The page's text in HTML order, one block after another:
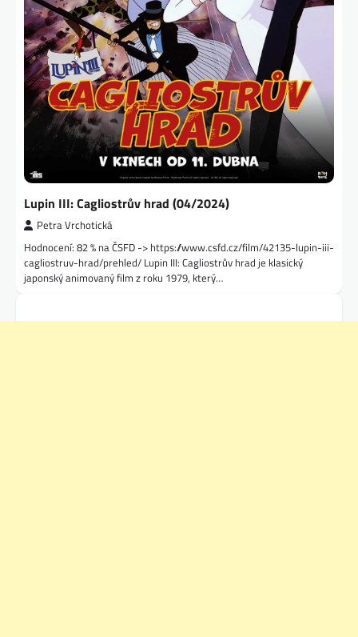
Lupin III: Cagliostrův hrad (04/2024)
Petra Vrchotická
Hodnocení: 82 % na ČSFD -> https://www.csfd.cz/film/42135-lupin-iii-
cagliostruv-hrad/prehled/ Lupin III: Cagliostrův hrad je klasický
japonský animovaný film z roku 1979, který…